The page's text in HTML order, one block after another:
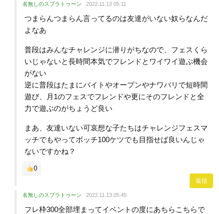
名無しのスプラトゥーン 2022.11.13 05:11
つまらんつまらん言ってるのは友達がいない奴らなんだ
よなあ
普段はみんなチャレンジに潜りがちなので、フェスくら
いじゃないと長時間本気でフレンドとワイワイ遊ぶ機会
がない
逆に普段はたまにバイトやオープンやナワバリで短時間
遊び、月1のフェスでフレンドや更にそのフレンドと全
力で遊ぶのがちょうど良い
まあ、友達いない可哀想な子たちはチャレンジフェスマ
ッチでもやってボッチ100ケツでも目指せば良いんじゃ
ないですかね？
0
返信
名無しのスプラトゥーン 2022.11.13 05:45
フレ枠300全部埋まってイベントの度にあちらこちらで